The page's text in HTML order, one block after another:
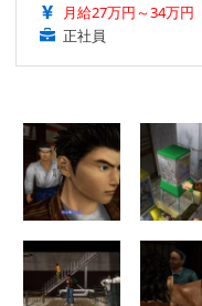
月給27万円～34万円
正社員